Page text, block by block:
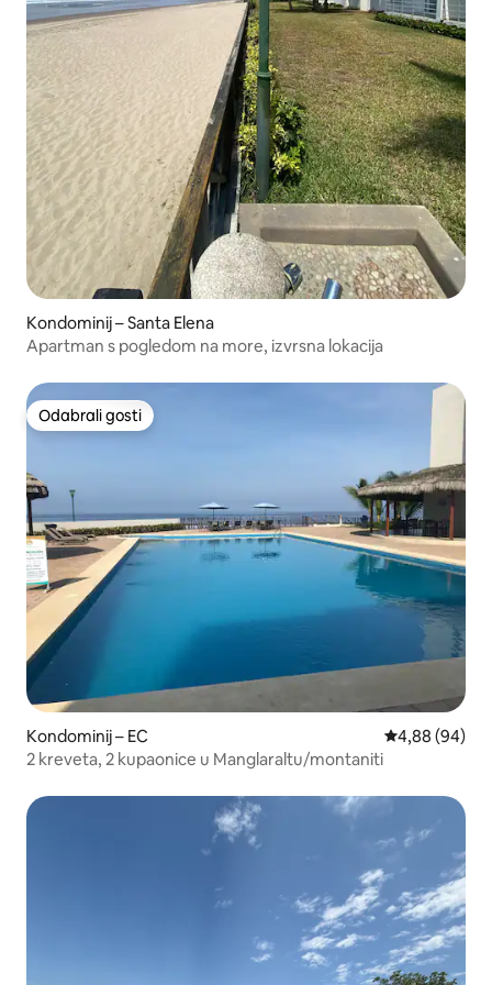
Kondominij – Santa Elena
Apartman s pogledom na more, izvrsna lokacija
Odabrali gosti
Odabrali gosti
Kondominij – EC Prosječna
4,88 (94)
2 kreveta, 2 kupaonice u Manglaraltu/montaniti